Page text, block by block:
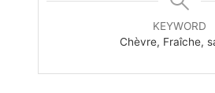
KEYWORD
Chèvre, Fraîche,